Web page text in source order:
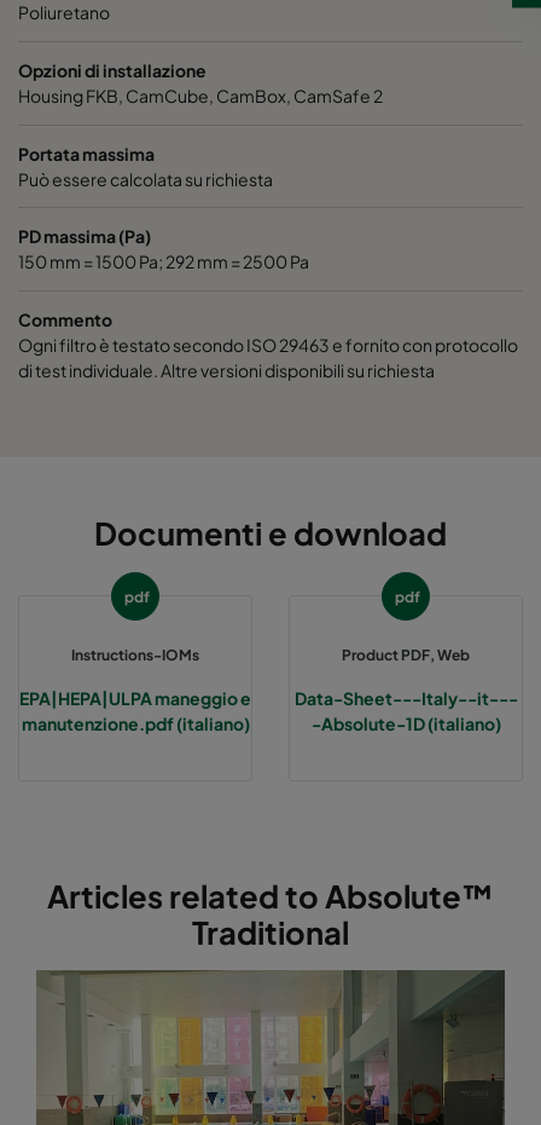
Poliuretano
Opzioni di installazione
Housing FKB, CamCube, CamBox, CamSafe 2
Portata massima
Può essere calcolata su richiesta
PD massima (Pa)
150 mm = 1500 Pa; 292 mm = 2500 Pa
Commento
Ogni filtro è testato secondo ISO 29463 e fornito con protocollo
di test individuale. Altre versioni disponibili su richiesta
Documenti e download
pdf
Instructions-IOMs
EPA|HEPA|ULPA maneggio e
manutenzione.pdf (italiano)
pdf
Product PDF, Web
Data-Sheet---Italy--it---
-Absolute-1D (italiano)
Articles related to Absolute™
Traditional